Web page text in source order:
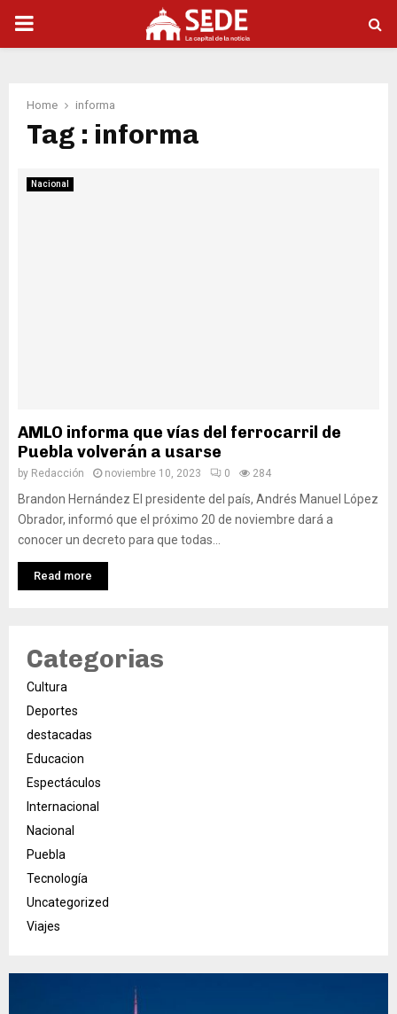
PRIMARY
Home informa
Tag : informa
Nacional
AMLO informa que vías del ferrocarril de
Puebla volverán a usarse
by Redacción noviembre 10, 2023 0 284
Brandon Hernández El presidente del país, Andrés Manuel López
Obrador, informó que el próximo 20 de noviembre dará a
conocer un decreto para que todas...
Read more
Categorias
Cultura
Deportes
destacadas
Educacion
Espectáculos
Internacional
Nacional
Puebla
Tecnología
Uncategorized
Viajes